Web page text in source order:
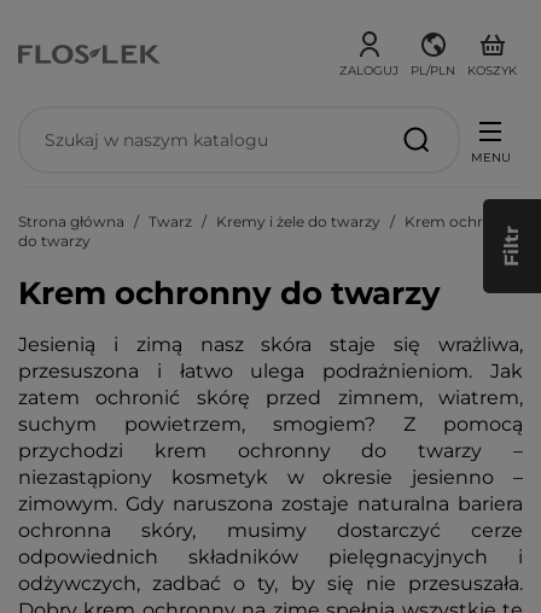
ZALOGUJ PL/PLN KOSZYK
MENU
Strona główna Twarz Kremy i żele do twarzy
Krem ochronny
do twarzy
Krem ochronny do twarzy
Jesienią i zimą nasz skóra staje się wrażliwa,
przesuszona i łatwo ulega podrażnieniom. Jak
zatem ochronić skórę przed zimnem, wiatrem,
suchym powietrzem, smogiem? Z pomocą
przychodzi krem ochronny do twarzy –
niezastąpiony kosmetyk w okresie jesienno –
zimowym. Gdy naruszona zostaje naturalna bariera
ochronna skóry, musimy dostarczyć cerze
odpowiednich składników pielęgnacyjnych i
odżywczych, zadbać o ty, by się nie przesuszała.
Filtr